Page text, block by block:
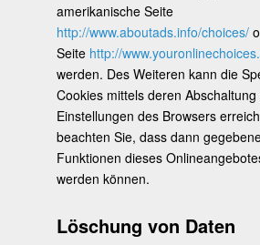
amerikanische Seite
http://www.aboutads.info/choices/
Seite http://
werden. Des Weiteren kann die
Cookies mittels deren Abschaltung
Einstellungen des Browsers
beachten Sie, dass dann
Funktionen dieses
werden können.
Löschung von Daten